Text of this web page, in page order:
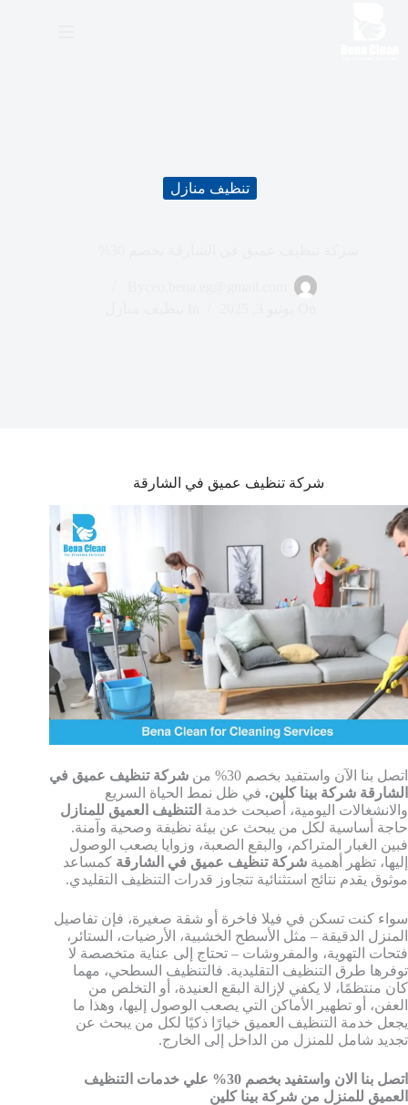
تنظيف منازل
شركة تنظيف عميق في الشارقة
اتصل بنا الآن واستفيد بخصم 30% من
شركة تنظيف عميق في
الشارقة شركة بينا كلين. في ظل نمط الحياة السريع
والانشغالات اليومية، أصبحت خدمة التنظيف العميق للمنازل
حاجة أساسية لكل من يبحث عن بيئة نظيفة وصحية وآمنة.
فبين الغبار المتراكم، والبقع الصعبة، وزوايا يصعب الوصول
إليها، تظهر أهمية شركة تنظيف عميق في الشارقة كمساعد
موثوق يقدم نتائج استثنائية تتجاوز قدرات التنظيف التقليدي.
سواء كنت تسكن في فيلا فاخرة أو شقة صغيرة، فإن تفاصيل
المنزل الدقيقة – مثل الأسطح الخشبية، الأرضيات، الستائر،
فتحات التهوية، والمفروشات – تحتاج إلى عناية متخصصة لا
توفرها طرق التنظيف التقليدية. فالتنظيف السطحي، مهما
كان منتظمًا، لا يكفي لإزالة البقع العنيدة، أو التخلص من
العفن، أو تطهير الأماكن التي يصعب الوصول إليها، وهذا ما
يجعل خدمة التنظيف العميق خيارًا ذكيًا لكل من يبحث عن
تجديد شامل للمنزل من الداخل إلى الخارج.
اتصل بنا الان واستفيد بخصم 30% علي خدمات التنظيف
العميق للمنزل من شركة بينا كلين